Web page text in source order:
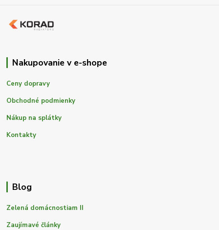
Nakupovanie v e-shope
Ceny dopravy
Obchodné podmienky
Nákup na splátky
Kontakty
Blog
Zelená domácnostiam II
Zaujímavé články